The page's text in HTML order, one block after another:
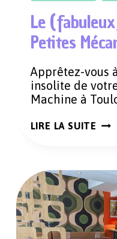
Le
Petites
Apprêtez-vous
insolite de
Machine à
LIRE LA SUITE LE
À